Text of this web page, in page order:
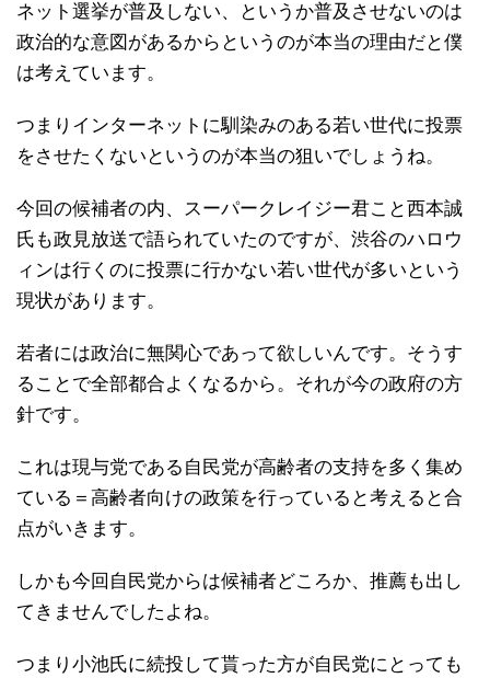
ネット選挙が普及しない、というか普及させないのは
政治的な意図があるからというのが本当の理由だと僕
は考えています。
つまりインターネットに馴染みのある若い世代に投票
をさせたくないというのが本当の狙いでしょうね。
今回の候補者の内、スーパークレイジー君こと西本誠
氏も政見放送で語られていたのですが、渋谷のハロウ
ィンは行くのに投票に行かない若い世代が多いという
現状があります。
若者には政治に無関心であって欲しいんです。そうす
ることで全部都合よくなるから。それが今の政府の方
針です。
これは現与党である自民党が高齢者の支持を多く集め
ている＝高齢者向けの政策を行っていると考えると合
点がいきます。
しかも今回自民党からは候補者どころか、推薦も出し
てきませんでしたよね。
つまり小池氏に続投して貰った方が自民党にとっても